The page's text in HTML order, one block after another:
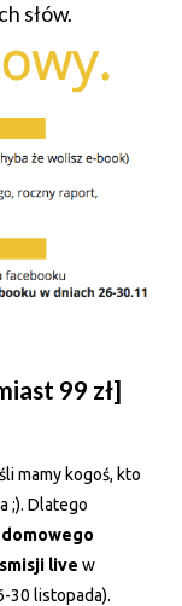
słów.
99 zł]
mamy kogoś, kto
;). Dlatego
live w
30 listopada).